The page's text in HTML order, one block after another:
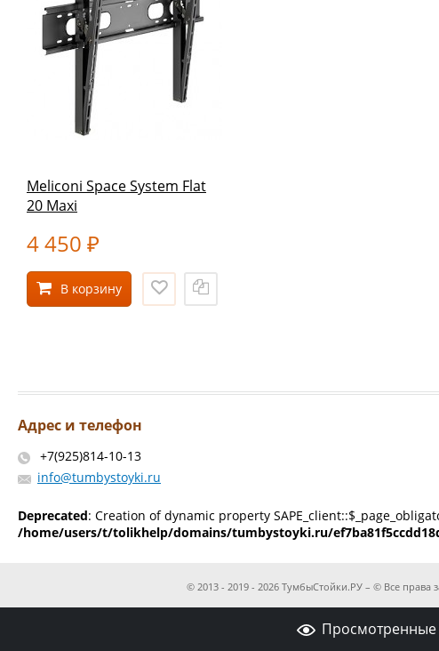
Meliconi Space System Flat
20 Maxi
4 450 ₽
В корзину
Адрес и телефон
+7(925)814-10-13
info@tumbystoyki.ru
Deprecated: Creation of dynamic property
/home/users/t/tolikhelp/domains/tumbystoyki.ru/
© 2013 - 2019 - 2026 ТумбыСтойки.РУ – © Все
Просмотренные